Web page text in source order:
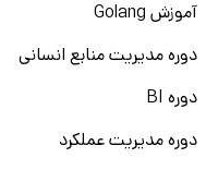
آموزش Golang
دوره مدیریت منابع انسانی
دوره BI
دوره مدیریت عملکرد